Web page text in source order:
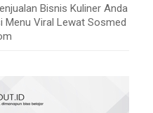
Bisnis Kuliner Anda
Menu Viral Lewat Sosmed